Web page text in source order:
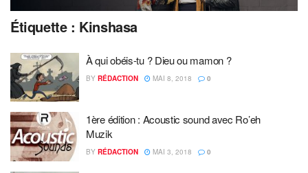
Étiquette : Kinshasa
À qui obéis-tu ? Dieu ou mamon ?
BY RÉDACTION MAI 8, 2018 0
1ère édition : Acoustic sound avec Ro’eh
Muzik
BY RÉDACTION MAI 3, 2018 0